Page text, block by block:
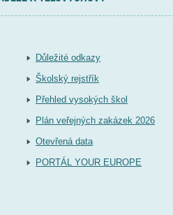
Důležité odkazy
Školský rejstřík
Přehled vysokých škol
Plán veřejných zakázek 2026
Otevřená data
PORTÁL YOUR EUROPE